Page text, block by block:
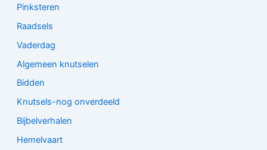
Pinksteren
Raadsels
Vaderdag
Algemeen knutselen
Bidden
Knutsels-nog onverdeeld
Bijbelverhalen
Hemelvaart